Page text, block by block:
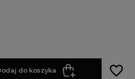
do koszyka favorite_border